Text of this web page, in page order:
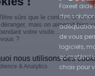
Foxeet
des
adéquation
de vous
logiciels,
choix pour